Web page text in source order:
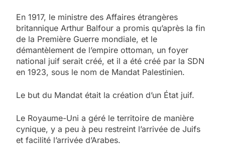
En 1917, le ministre des Affaires étrangères
britannique Arthur Balfour a promis qu’après la fin
de la Première Guerre mondiale, et le
démantèlement de l’empire ottoman, un foyer
national juif serait créé, et il a été créé par la SDN
en 1923, sous le nom de Mandat Palestinien.
Le but du Mandat était la création d’un État juif.
Le Royaume-Uni a géré le territoire de manière
cynique, y a peu à peu restreint l’arrivée de Juifs
et facilité l’arrivée d’Arabes.